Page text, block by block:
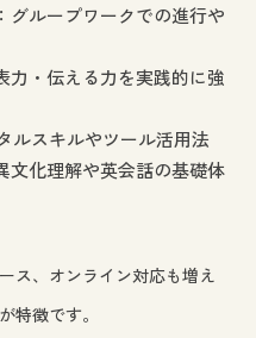
：グループワークでの進行や
力・伝える力を実践的に強
ルスキルやツール活用法
文化理解や英会話の基礎体
ス、オンライン対応も増え
特徴です。